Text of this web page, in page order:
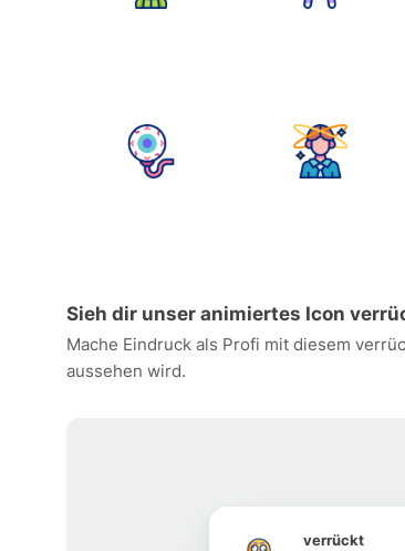
Sieh dir unser animiertes Icon
Mache Eindruck als Profi mit diesem
aussehen wird.
verrückt